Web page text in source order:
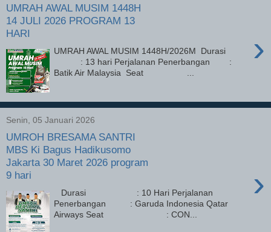
UMRAH AWAL MUSIM 1448H
14 JULI 2026 PROGRAM 13
HARI
›
UMRAH AWAL MUSIM 1448H/2026M Durasi
: 13 hari Perjalanan Penerbangan :
Batik Air Malaysia Seat ...
Senin, 05 Januari 2026
UMROH BRESAMA SANTRI
MBS Ki Bagus Hadikusomo
Jakarta 30 Maret 2026 program
9 hari
›
Durasi : 10 Hari Perjalanan
Penerbangan : Garuda Indonesia Qatar
Airways Seat : CON...